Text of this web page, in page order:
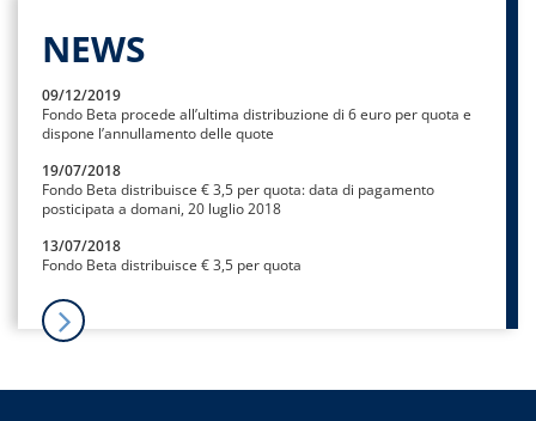
NEWS
09/12/2019
Fondo Beta procede all’ultima distribuzione di 6 euro per quota e
dispone l’annullamento delle quote
19/07/2018
Fondo Beta distribuisce € 3,5 per quota: data di pagamento
posticipata a domani, 20 luglio 2018
13/07/2018
Fondo Beta distribuisce € 3,5 per quota